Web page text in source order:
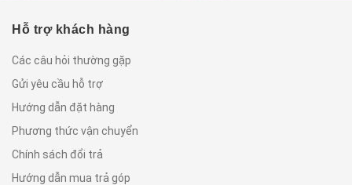
Hỗ trợ khách hàng
Các câu hỏi thường gặp
Gửi yêu cầu hỗ trợ
Hướng dẫn đặt hàng
Phương thức vận chuyển
Chính sách đổi trả
Hướng dẫn mua trả góp